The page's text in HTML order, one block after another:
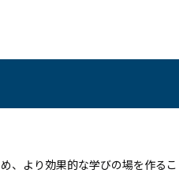
Windows
、より効果的な学びの場を作る